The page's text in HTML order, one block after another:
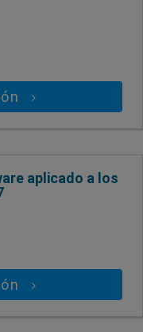
aplicado a los